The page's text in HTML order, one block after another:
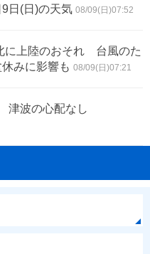
日(日)の天気 08/09(日)07:52
に上陸のおそれ 台風のた
みに影響も 08/09(日)07:21
津波の心配なし